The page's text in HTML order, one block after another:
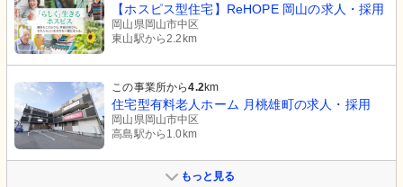
【ホスピス型住宅】ReHOPE 岡山の求人・採用
岡山県岡山市中区
東山駅から2.2km
この事業所から4.2km
住宅型有料老人ホーム 月桃雄町の求人・採用
岡山県岡山市中区
高島駅から1.0km
もっと見る